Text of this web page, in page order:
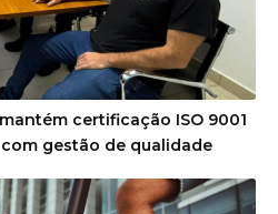
certificação ISO 9001
gestão de qualidade